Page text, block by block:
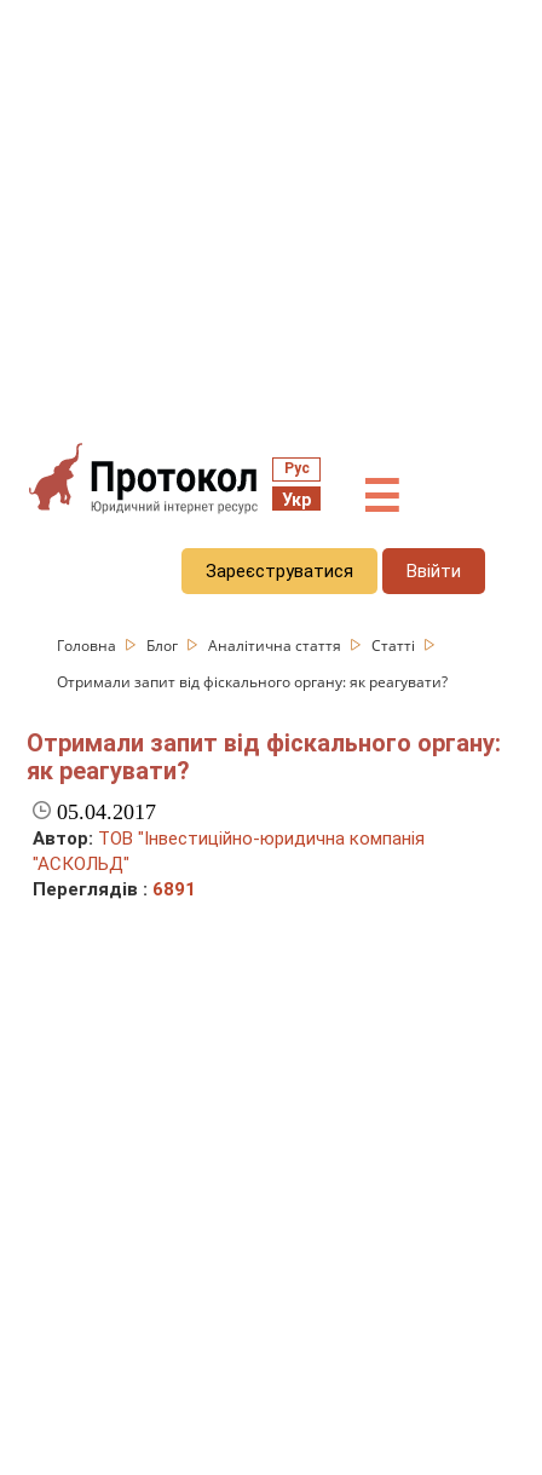
Рус
Укр ☰
Зареєструватися Ввійти
Головна Блог Аналітична стаття
Статті
Отримали запит від фіскального органу: як реагувати?
Отримали запит від фіскального органу:
як реагувати?
05.04.2017
Автор: ТОВ "Інвестиційно-юридична компанія
"АСКОЛЬД"
Переглядів : 6891